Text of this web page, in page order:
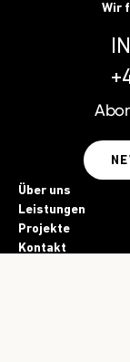
Wir
Über uns
Leistungen
Projekte
Kontakt